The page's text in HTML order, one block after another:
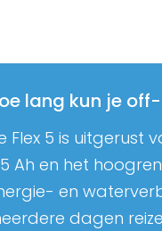
lang kun je
Flex 5 is
Ah en het
en
dagen